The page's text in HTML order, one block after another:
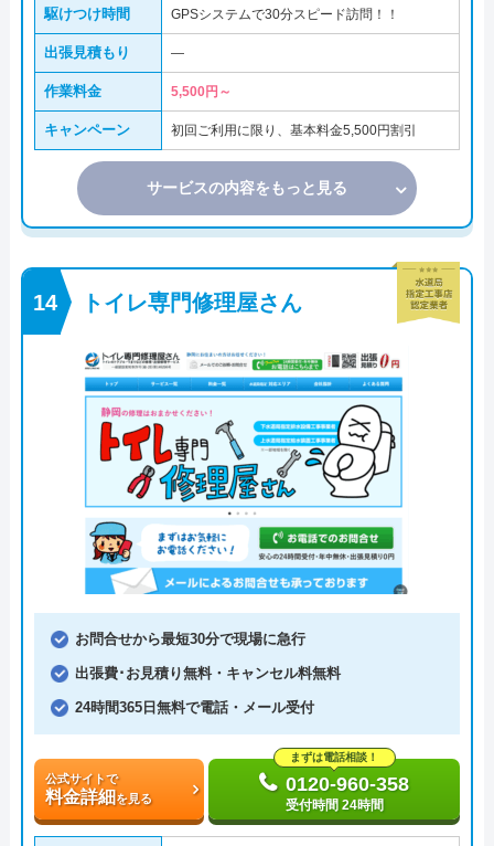
駆けつけ時間 GPSシステムで30分スピード訪問！！
出張見積もり ―
作業料金 5,500円～
キャンペーン 初回ご利用に限り、基本料金5,500円割引
サービスの内容をもっと見る
トイレ専門修理屋さん
お問合せから最短30分で現場に急行
出張費･お見積り無料・キャンセル料無料
24時間365日無料で電話・メール受付
公式サイトで
料金詳細を見る
まずは電話相談！
0120-960-358
受付時間 24時間